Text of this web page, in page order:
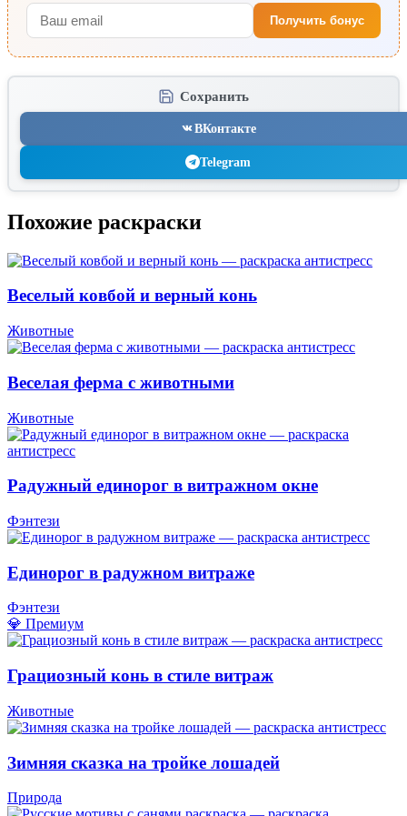
Получить бонус
Сохранить
ВКонтакте
Telegram
Похожие раскраски
Веселый ковбой и верный конь
Животные
Веселая ферма с животными
Животные
Радужный единорог в витражном окне
Фэнтези
Единорог в радужном витраже
Фэнтези
💎 Премиум
Грациозный конь в стиле витраж
Животные
Зимняя сказка на тройке лошадей
Природа